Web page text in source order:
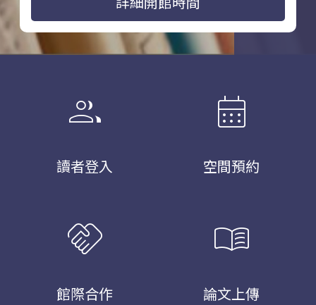
group
讀者登入
calendar_month
空間預約
handshake
館際合作
menu_book
論文上傳